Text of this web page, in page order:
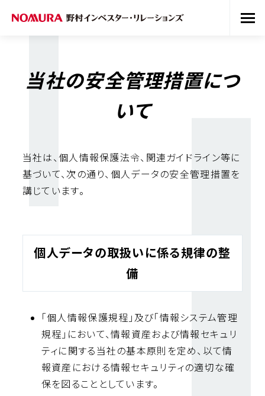
当社の安全管理措置につ
いて
当社は、個人情報保護法令、関連ガイドライン等に
基づいて、次の通り、個人データの安全管理措置を
講じています。
個人データの取扱いに係る規律の整
備
「個人情報保護規程」及び「情報システム管理
規程」において、情報資産および情報セキュリ
ティに関する当社の基本原則を定め、以て情
報資産における情報セキュリティの適切な確
保を図ることとしています。